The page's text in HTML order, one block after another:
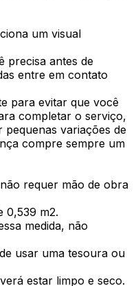
um visual
precisa antes de
entre em contato
para evitar que você
completar o serviço,
variações de
compre sempre um
requer mão de obra
0,539 m2.
medida, não
usar uma tesoura ou
estar limpo e seco.